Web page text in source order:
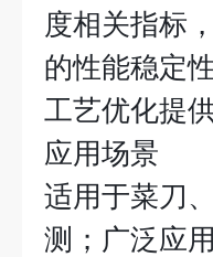
度相关指标
的性能稳定
工艺优化提
应用场景
适用于菜刀
测；广泛应